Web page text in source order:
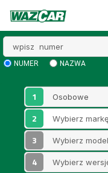
NUMER NAZWA
1
2
3
4